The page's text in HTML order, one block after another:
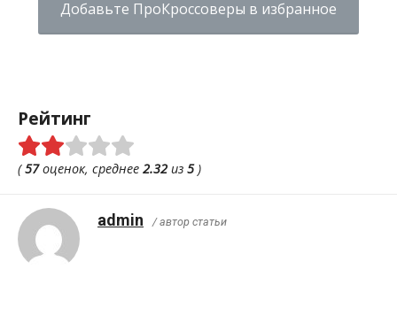
Добавьте ПроКроссоверы в избранное
Рейтинг
(57оценок, среднее 2.32 из 5)
admin / автор статьи